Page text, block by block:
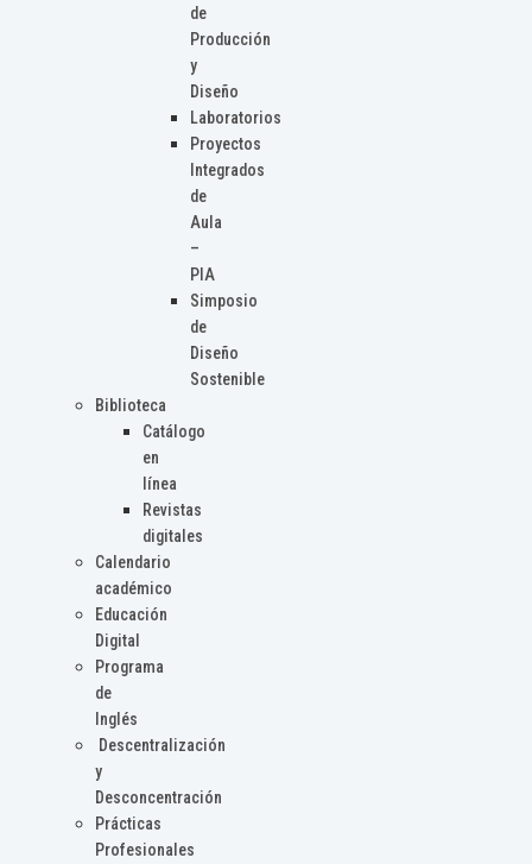
de
Producción
y
Diseño
Laboratorios
Proyectos
Integrados
de
Aula
–
PIA
Simposio
de
Diseño
Sostenible
Biblioteca
Catálogo
en
línea
Revistas
digitales
Calendario
académico
Educación
Digital
Programa
de
Inglés
Descentralización
y
Desconcentración
Prácticas
Profesionales